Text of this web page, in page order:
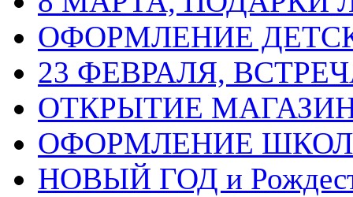
ОФОРМЛЕНИЕ
23 ФЕВРАЛЯ,
ОТКРЫТИЕ
ОФОРМЛЕНИЕ
НОВЫЙ ГОД и